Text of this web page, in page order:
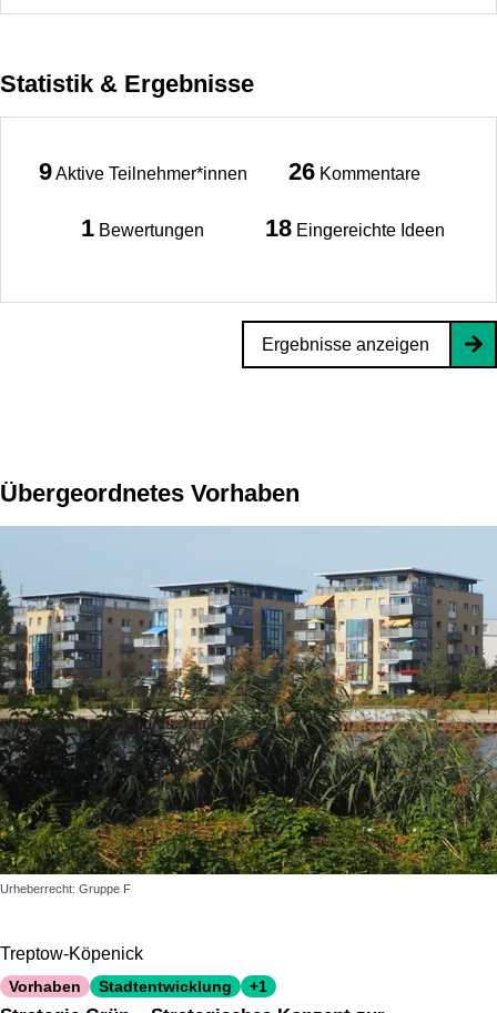
Statistik & Ergebnisse
9 Aktive Teilnehmer*innen 26 Kommentare
1 Bewertungen 18 Eingereichte Ideen
Ergebnisse anzeigen
Übergeordnetes Vorhaben
Urheberrecht: Gruppe F
Treptow-Köpenick
Vorhaben Stadtentwicklung +1